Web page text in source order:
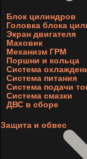
Блок цилиндров
Головка блока
Экран двигателя
Маховик
Механизм ГРМ
Поршни и кольца
Система
Система питания
Система подачи
Система смазки
ДВС в сборе
Защита и обвес